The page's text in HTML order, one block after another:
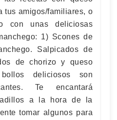
tus amigos/familiares, o
con unas deliciosas
1) Scones de
Salpicados de
de chorizo y queso
deliciosos son
Te encantará
a la hora de la
tomar algunos para